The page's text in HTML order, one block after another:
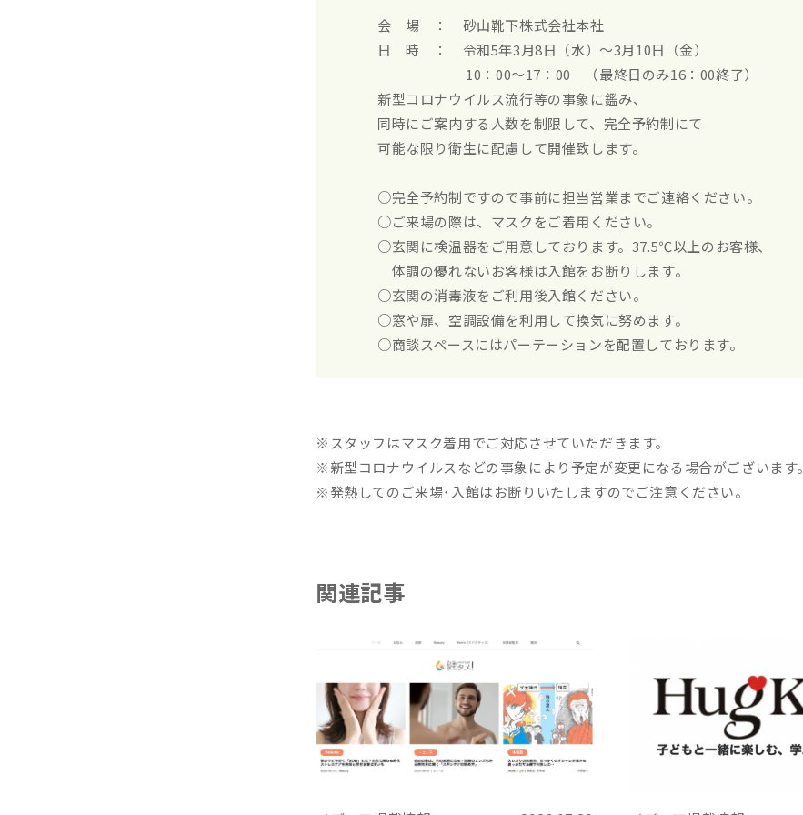
会 場 ： 砂山靴下株式会社本社
日 時 ： 令和5年3月8日（水）～3月10日（金）
10：00～17：00 （最終日のみ16：00終了）
新型コロナウイルス流行等の事象に鑑み、
同時にご案内する人数を制限して、完全予約制にて
可能な限り衛生に配慮して開催致します。
○完全予約制ですので事前に担当営業までご連絡ください。
○ご来場の際は、マスクをご着用ください。
○玄関に検温器をご用意しております。37.5℃以上のお客様、
体調の優れないお客様は入館をお断りします。
○玄関の消毒液をご利用後入館ください。
○窓や扉、空調設備を利用して換気に努めます。
○商談スペースにはパーテーションを配置しております。
※スタッフはマスク着用でご対応させていただきます。
※新型コロナウイルスなどの事象により予定が変更になる場合がございます。
※発熱してのご来場･入館はお断りいたしますのでご注意ください。
関連記事